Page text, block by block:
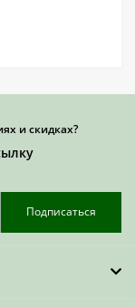
и скидках?
Подписаться